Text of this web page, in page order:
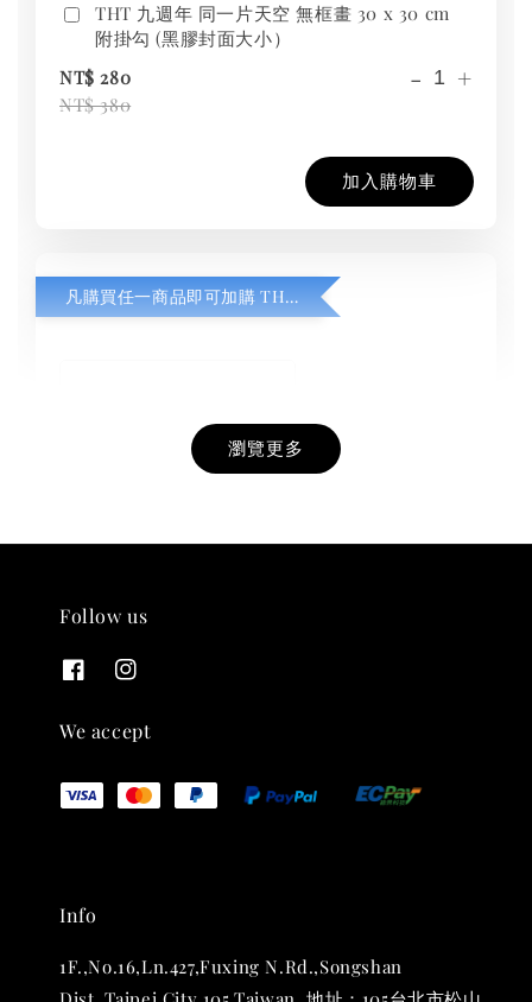
THT 九週年 同一片天空 無框畫 30 x 30 cm
附掛勾 (黑膠封面大小）
NT$ 280
NT$ 380
- +
加入購物車
凡購買任一商品即可加購 THT 九週年紀念 T-shirt
THT 九週年紀念 T-shirt
NT$ 880
加入購物車
瀏覽更多
Follow us
We accept
Info
1F.,No.16,Ln.427,Fuxing N.Rd.,Songshan